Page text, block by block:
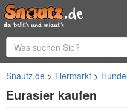
Snautz.de Tiermarkt Hunde
Eurasier kaufen